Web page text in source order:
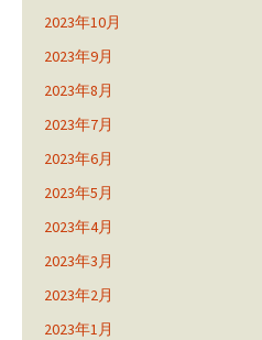
2023年10月
2023年9月
2023年8月
2023年7月
2023年6月
2023年5月
2023年4月
2023年3月
2023年2月
2023年1月